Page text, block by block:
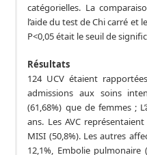
catégorielles. La
l’aide du test de Chi carré et
P<0,05 était le seuil de
Résultats
124 UCV étaient
admissions aux soins
(61,68%) que de femmes ;
ans. Les AVC
MISI (50,8%). Les autres
12,1%, Embolie pulmonaire